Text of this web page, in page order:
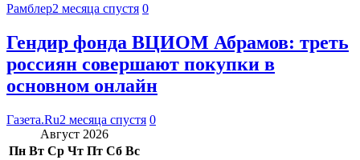
Рамблер2 месяца спустя 0
Гендир фонда ВЦИОМ Абрамов: треть
россиян совершают покупки в
основном онлайн
Газета.Ru2 месяца спустя 0
Август 2026
Пн Вт Ср Чт Пт Сб Вс